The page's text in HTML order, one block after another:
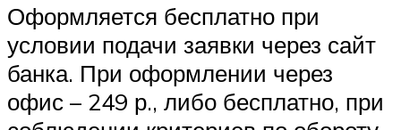
Оформляется бесплатно при
условии подачи заявки через сайт
банка. При оформлении через
офис – 249 р., либо бесплатно, при